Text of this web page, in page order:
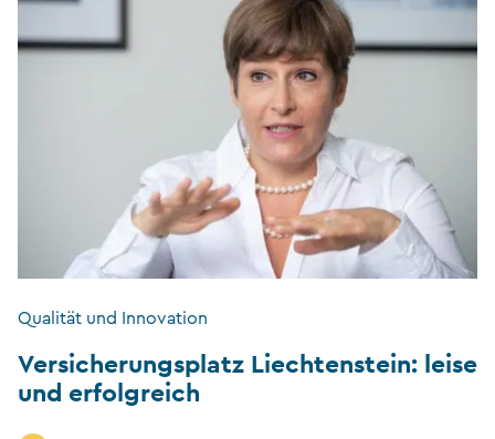
Qualität und Innovation
Versicherungsplatz Liechtenstein: leise
und erfolgreich